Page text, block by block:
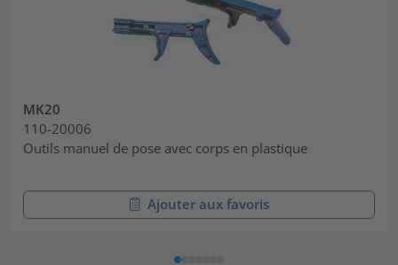
MK20
110-20006
Outils manuel de pose avec corps en plastique
Ajouter aux favoris